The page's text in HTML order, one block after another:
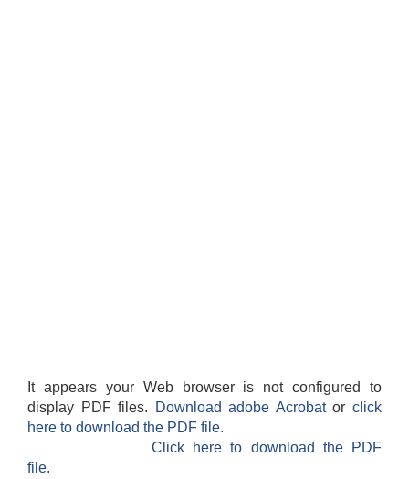
It appears your Web browser is not configured to
display PDF files.
Download adobe Acrobatorclick
here to download the PDF file.
Click here to download the PDF
file.